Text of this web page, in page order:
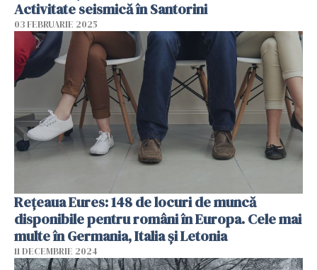
Activitate seismică în Santorini
03 FEBRUARIE 2025
Rețeaua Eures: 148 de locuri de muncă
disponibile pentru români în Europa. Cele mai
multe în Germania, Italia și Letonia
11 DECEMBRIE 2024